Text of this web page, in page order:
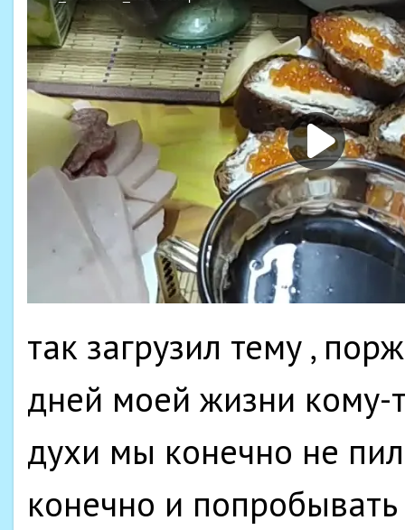
так загрузил тему ,
дней моей жизни кому-
духи мы конечно не
конечно и попробывать